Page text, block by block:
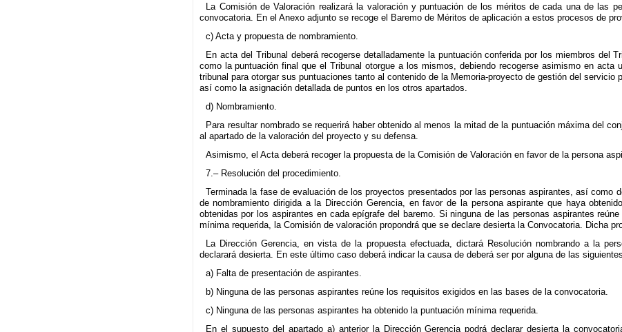
La Comisión de Valoración realizará la valoración y puntuación de los méritos de cada una de las
convocatoria. En el Anexo adjunto se recoge el Baremo de Méritos de aplicación a estos procesos de
c) Acta y propuesta de nombramiento.
En acta del Tribunal deberá recogerse detalladamente la puntuación conferida por los miembros del
como la puntuación final que el Tribunal otorgue a los mismos, debiendo recogerse asimismo en
tribunal para otorgar sus puntuaciones tanto al contenido de la Memoria-proyecto de gestión del
así como la asignación detallada de puntos en los otros apartados.
d) Nombramiento.
Para resultar nombrado se requerirá haber obtenido al menos la mitad de la puntuación máxima del
al apartado de la valoración del proyecto y su defensa.
Asimismo, el Acta deberá recoger la propuesta de la Comisión de Valoración en favor de la persona
7.– Resolución del procedimiento.
Terminada la fase de evaluación de los proyectos presentados por las personas aspirantes, así como
de nombramiento dirigida a la Dirección Gerencia, en favor de la persona aspirante que haya
obtenidas por los aspirantes en cada epígrafe del baremo. Si ninguna de las personas aspirantes
mínima requerida, la Comisión de valoración propondrá que se declare desierta la Convocatoria. Dicha
La Dirección Gerencia, en vista de la propuesta efectuada, dictará Resolución nombrando a la
declarará desierta. En este último caso deberá indicar la causa de deberá ser por alguna de las
a) Falta de presentación de aspirantes.
b) Ninguna de las personas aspirantes reúne los requisitos exigidos en las bases de la convocatoria.
c) Ninguna de las personas aspirantes ha obtenido la puntuación mínima requerida.
En el supuesto del apartado a) anterior la Dirección Gerencia podrá declarar desierta la